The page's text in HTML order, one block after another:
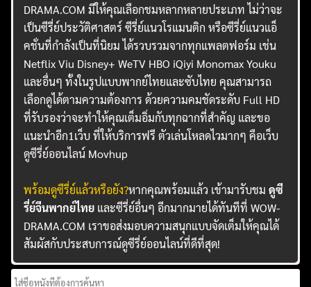
DRAMA.COM มีให้คุณเลือกชมหลากหลายประเภท ไม่ว่าจะ
เป็นซีรี่ย์ประวัติศาสตร์ ซีรี่ย์แนวโรแมนติก หรือซีรี่ย์แนวแอ็
คชั่นที่กำลังเป็นที่นิยม ได้รวบรวมจากทุกแพลตฟอร์ม เช่น
Netflix Viu Disney+ WeTV HBO iQiyi Monomax Youku
และอื่นๆ ทั้งในรูปแบบพากย์ไทยและซับไทย คุณสามารถ
เลือกดูได้ตามความต้องการ ด้วยความคมชัดระดับ Full HD
ที่รับรองว่าจะทำให้คุณเต็มอิ่มกับทุกฉากที่สำคัญ และขอ
แนะนำอีก1เว็บ ที่ให้บริการฟรี ตัวเล่นโหลดไวมากๆ คือเว็บ
ดูซีรี่ย์ออนไลน์ Movhup
พร้อมดูซีรี่ย์แล้วหรือยัง?หากคุณพร้อมแล้ว เข้ามารับชมดูซี
รี่ย์จีนพากย์ไทย และซีรี่ย์อื่นๆ อีกมากมายได้ทันทีที่ WOW-
DRAMA.COM เราขอส่งมอบความสนุกแบบจัดเต็มให้คุณได้
สัมผัสกับประสบการณ์ดูซีรี่ย์ออนไลน์ที่ดีที่สุด!
Search